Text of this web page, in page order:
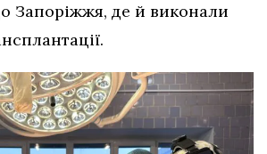
Запоріжжя, де й виконали